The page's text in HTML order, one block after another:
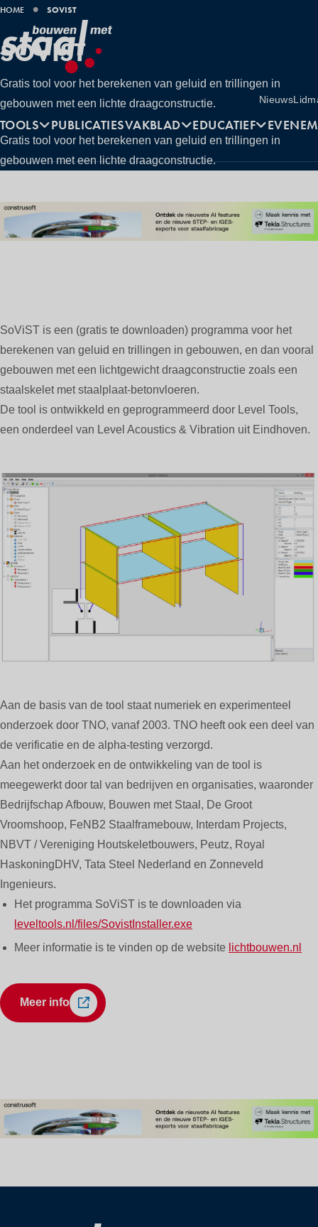
Utilities
Nieuws
TOOLS PUBLICATIESVAKBLAD EDUCATIEF
KRUIMELPAD
HOME SOVIST
SOVIST
Gratis tool voor het berekenen van geluid en trillingen in
gebouwen met een lichte draagconstructie.
Gratis tool voor het berekenen van geluid en trillingen in
gebouwen met een lichte draagconstructie.
CONTENT
SoViST is een (gratis te downloaden) programma voor het
berekenen van geluid en trillingen in gebouwen, en dan vooral
gebouwen met een lichtgewicht draagconstructie zoals een
staalskelet met staalplaat-betonvloeren.
De tool is ontwikkeld en geprogrammeerd door Level Tools,
een onderdeel van Level Acoustics & Vibration uit Eindhoven.
Aan de basis van de tool staat numeriek en experimenteel
onderzoek door TNO, vanaf 2003. TNO heeft ook een deel van
de verificatie en de alpha-testing verzorgd.
Aan het onderzoek en de ontwikkeling van de tool is
meegewerkt door tal van bedrijven en organisaties, waaronder
Bedrijfschap Afbouw, Bouwen met Staal, De Groot
Vroomshoop, FeNB2 Staalframebouw, Interdam Projects,
NBVT / Vereniging Houtskeletbouwers, Peutz, Royal
HaskoningDHV, Tata Steel Nederland en Zonneveld
Ingenieurs.
Het programma SoViST is te downloaden via
leveltools.nl/files/SovistInstaller.exe
Meer informatie is te vinden op de website lichtbouwen.nl
Meer info